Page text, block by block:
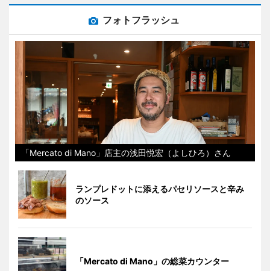
フォトフラッシュ
「Mercato di Mano」店主の浅田悦宏（よしひろ）さん
ランプレドットに添えるパセリソースと辛み
のソース
「Mercato di Mano」の総菜カウンター